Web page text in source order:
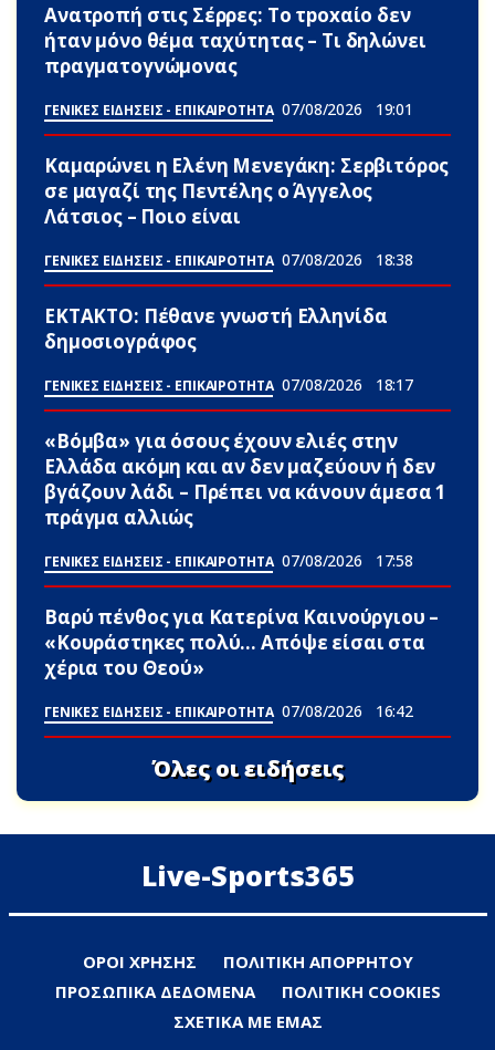
Ανατροπή στις Σέρρες: Το τpoxαίο δεν
ήταν μόνο θέμα ταχύτητας – Τι δηλώνει
πραγματογνώμονας
ΓΕΝΙΚΕΣ ΕΙΔΗΣΕΙΣ - ΕΠΙΚΑΙΡΟΤΗΤΑ 07/08/2026 19:01
Καμαρώνει η Ελένη Μενεγάκη: Σερβιτόρος
σε μαγαζί της Πεντέλης ο Άγγελος
Λάτσιος – Ποιο είναι
ΓΕΝΙΚΕΣ ΕΙΔΗΣΕΙΣ - ΕΠΙΚΑΙΡΟΤΗΤΑ 07/08/2026 18:38
ΕΚΤΑΚΤΟ: Πέθανε γνωστή Ελληνίδα
δημοσιογράφος
ΓΕΝΙΚΕΣ ΕΙΔΗΣΕΙΣ - ΕΠΙΚΑΙΡΟΤΗΤΑ 07/08/2026 18:17
«Βόμβα» για όσους έχουν ελιές στην
Ελλάδα ακόμη και αν δεν μαζεύουν ή δεν
βγάζουν λάδι – Πρέπει να κάνουν άμεσα 1
πράγμα αλλιώς
ΓΕΝΙΚΕΣ ΕΙΔΗΣΕΙΣ - ΕΠΙΚΑΙΡΟΤΗΤΑ 07/08/2026 17:58
Βαρύ πένθος για Κατερίνα Καινούργιου –
«Κουράστηκες πολύ… Απόψε είσαι στα
χέρια του Θεού»
ΓΕΝΙΚΕΣ ΕΙΔΗΣΕΙΣ - ΕΠΙΚΑΙΡΟΤΗΤΑ 07/08/2026 16:42
Όλες οι ειδήσεις
Live-Sports365
ΟΡΟΙ ΧΡΗΣΗΣ
ΠΟΛΙΤΙΚΗ ΑΠΟΡΡΗΤΟΥ
ΠΡΟΣΩΠΙΚΑ ΔΕΔΟΜΕΝΑ
ΠΟΛΙΤΙΚΗ COOKIES
ΣΧΕΤΙΚΑ ΜΕ ΕΜΑΣ